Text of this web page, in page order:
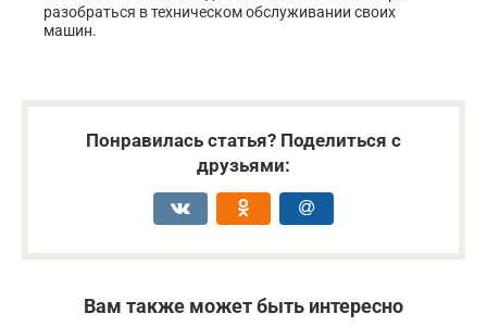
разобраться в техническом обслуживании своих
машин.
Понравилась статья? Поделиться с
друзьями:
Вам также может быть интересно